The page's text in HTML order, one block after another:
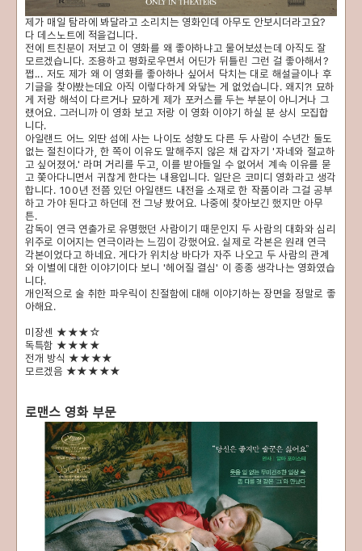
제가 매일 탐라에 봐달라고 소리치는 영화인데 아무도 안보시더라고요?
다 데스노트에 적을겁니다.
전에 트친분이 저보고 이 영화를 왜 좋아하냐고 물어보셨는데 아직도 잘
모르겠습니다. 조용하고 평화로우면서 어딘가 뒤틀린 그런 걸 좋아해서?
쩝... 저도 제가 왜 이 영화를 좋아하나 싶어서 닥치는 대로 해설글이나 후
기글을 찾아봤는데요 아직 이렇다하게 와닿는 게 없었습니다. 왜지?! 묘하
게 저랑 해석이 다르거나 묘하게 제가 포커스를 두는 부분이 아니거나 그
랬어요. 그러니까 이 영화 보고 저랑 이 영화 이야기 하실 분 상시 모집합
니다.
아일랜드 어느 외딴 섬에 사는 나이도 성향도 다른 두 사람이 수년간 둘도
없는 절친이다가, 한 쪽이 이유도 말해주지 않은 채 갑자기 '자네와 절교하
고 싶어졌어.' 라며 거리를 두고, 이를 받아들일 수 없어서 계속 이유를 묻
고 쫓아다니면서 귀찮게 한다는 내용입니다. 일단은 코미디 영화라고 생각
합니다. 100년 전쯤 있던 아일랜드 내전을 소재로 한 작품이라 그걸 공부
하고 가야 된다고 하던데 전 그냥 봤어요. 나중에 찾아보긴 했지만 아무
튼.
감독이 연극 연출가로 유명했던 사람이기 때문인지 두 사람의 대화와 심리
위주로 이어지는 연극이라는 느낌이 강했어요. 실제로 각본은 원래 연극
각본이었다고 하네요. 게다가 위치상 바다가 자주 나오고 두 사람의 관계
와 이별에 대한 이야기이다 보니 '헤어질 결심' 이 종종 생각나는 영화였습
니다.
개인적으로 술 취한 파우릭이 친절함에 대해 이야기하는 장면을 정말로 좋
아해요.
미장센 ★★★☆
독특함 ★★★★
전개 방식 ★★★★
모르겠음 ★★★★★
로맨스 영화 부문